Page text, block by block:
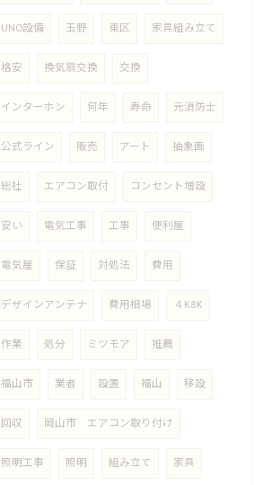
UNO設備 玉野 東区 家具組み立て
格安 換気扇交換 交換
インターホン 何年 寿命 元消防士
公式ライン 販売 アート 抽象画
総社 エアコン取付 コンセント増設
安い 電気工事 工事 便利屋
電気屋 保証 対処法 費用
デザインアンテナ 費用相場 ４K8K
作業 処分 ミツモア 推薦
福山市 業者 設置 福山 移設
回収 岡山市 エアコン取り付け
照明工事 照明 組み立て 家具